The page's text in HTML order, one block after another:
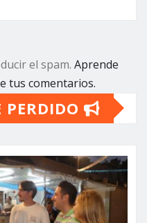
el spam. Aprende
tus comentarios.
PERDIDO